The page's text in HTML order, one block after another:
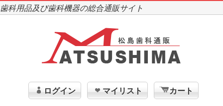
歯科用品及び歯科機器の総合通販サイト
ログイン マイリスト カート